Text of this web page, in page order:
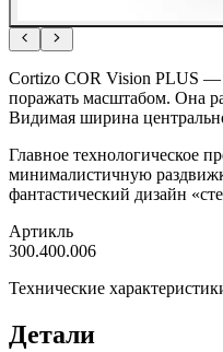
Cortizo COR Vision PLUS —
поражать масштабом. Она
Видимая ширина
Главное технологическое
минималистичную
фантастический дизайн
Артикль
300.400.006
Технические
Детали